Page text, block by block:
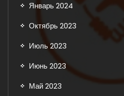
Январь 2024
Октябрь 2023
Июль 2023
Июнь 2023
Май 2023